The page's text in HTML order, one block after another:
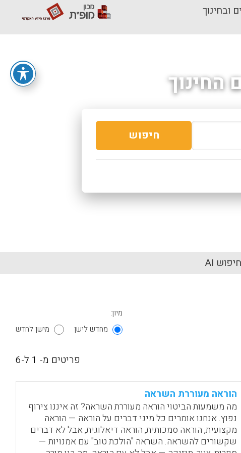
ובחינוך
החינוך
חיפוש
חיפוש AI
מיון:
מחדש לישן
מישן לחדש
פריטים מ- 1 ל-6
הוראה מעוררת השראה
מה משמעות הביטוי הוראה מעוררת השראה? זה איננו צירוף
נפוץ. אנחנו אומרים כל מיני דברים על הוראה — הוראה
מקצועית, הוראה סמכותית, הוראה דיאלוגית, אבל לא דברים
שקשורים להשראה. השראה "הולכת טוב" עם אמנויות —